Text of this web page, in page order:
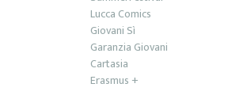
Lucca Comics
Giovani Sì
Garanzia Giovani
Cartasia
Erasmus +